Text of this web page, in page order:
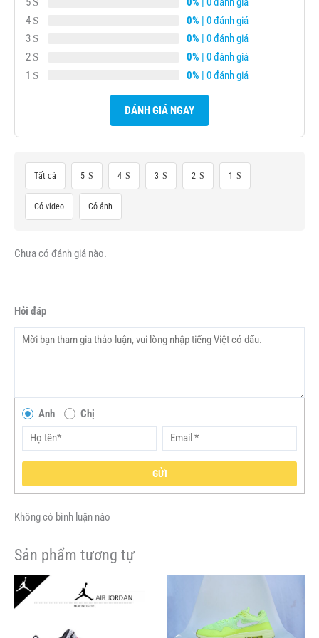
4
0% | 0 đánh giá
3
0% | 0 đánh giá
2
0% | 0 đánh giá
1
0% | 0 đánh giá
ĐÁNH GIÁ NGAY
Tất cả 5 4 3 2 1
Có video Có ảnh
Chưa có đánh giá nào.
Hỏi đáp
Anh Chị
GỬI
Không có bình luận nào
Sản phẩm tương tự
Sản
phẩm
có